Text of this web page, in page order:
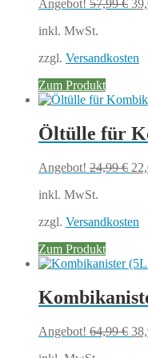
Angebot! 57,99€
inkl. MwSt.
zzgl. Versandkosten
Zum Produkt
Öltülle für
Angebot! 24,99€
inkl. MwSt.
zzgl. Versandkosten
Zum Produkt
Angebot! 64,99€